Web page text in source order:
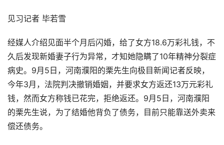
见习记者 毕若雪
经媒人介绍见面半个月后闪婚，给了女方18.6万彩礼钱，不
久后发现新婚妻子行为异常，才知她隐瞒了10年精神分裂症
病史。9月5日，河南濮阳的栗先生向极目新闻记者反映，
今年3月，法院判决撤销婚姻，并要求女方返还13万元彩礼
钱，然而女方称钱已花完，拒绝返还。9月5日，河南濮阳
的栗先生说，为了结婚他背负了债务，目前只能靠送外卖来
偿还债务。